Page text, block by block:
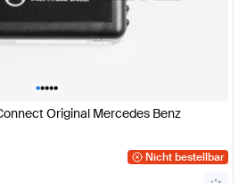
•••••
Original Mercedes Benz
Nicht bestellbar